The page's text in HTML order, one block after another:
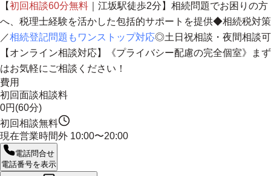
【初回相談60分無料 ｜江坂駅徒歩2分】相続問題でお困りの方
へ、 税理士経験を活かした包括的サポートを提供◆相続税対策
／相続登記問題もワンストップ対応◎土日祝相談・夜間相談可
【オンライン相談対応】《プライバシー配慮の完全個室》まず
はお気軽にご相談ください！
費用
初回面談相談料
0円(60分)
初回相談無料
現在営業時間外 10:00〜20:00
電話問合せ
電話番号を表示